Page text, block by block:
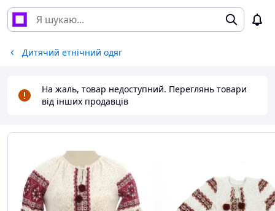
Дитячий етнічний одяг
На жаль, товар недоступний. Переглянь товари
від інших продавців